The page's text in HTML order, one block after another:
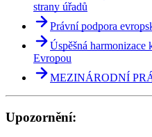
strany úřadů
Právní podpora
Úspěšná harmonizace
Evropou
MEZINÁRODNÍ
Upozornění: